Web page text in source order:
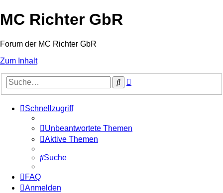
MC Richter GbR
Forum der MC Richter GbR
Zum Inhalt
Suche
Schnellzugriff
Unbeantwortete Themen
Aktive Themen
Suche
FAQ
Anmelden